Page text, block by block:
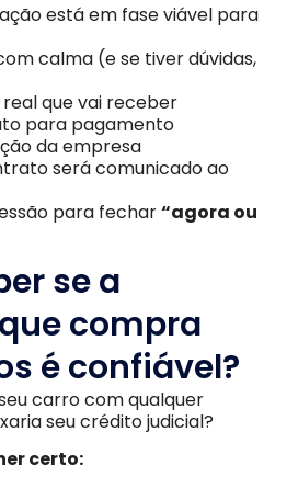
está em fase viável para
calma (e se tiver dúvidas,
real que vai receber
para pagamento
da empresa
será comunicado ao
para fechar“agora ou
se a
compra
é confiável?
carro com qualquer
seu crédito judicial?
certo: